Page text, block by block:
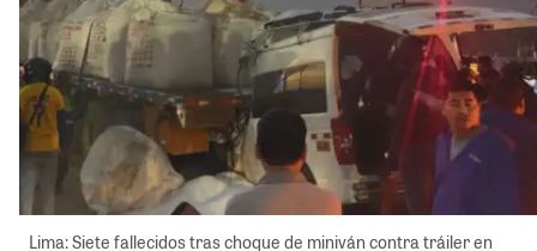
Lima: Siete fallecidos tras choque de miniván contra tráiler en